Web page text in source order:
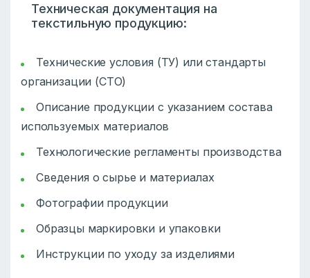
Техническая документация на
текстильную продукцию:
Технические условия (ТУ) или стандарты
организации (СТО)
Описание продукции с указанием состава
используемых материалов
Технологические регламенты производства
Сведения о сырье и материалах
Фотографии продукции
Образцы маркировки и упаковки
Инструкции по уходу за изделиями